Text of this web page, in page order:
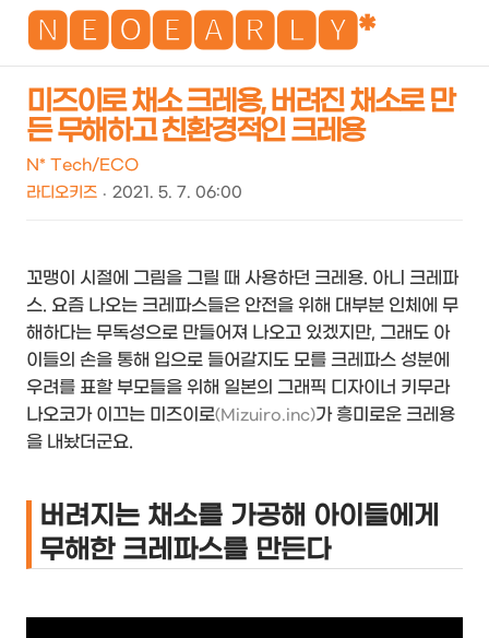
🅽🅴🅾🅴🅰🆁🅻🆈*
미즈이로 채소 크레용, 버려진 채소로 만
든 무해하고 친환경적인 크레용
N* Tech/ECO
라디오키즈
2021. 5. 7. 06:00
꼬맹이 시절에 그림을 그릴 때 사용하던 크레용. 아니 크레파
스. 요즘 나오는 크레파스들은 안전을 위해 대부분 인체에 무
해하다는 무독성으로 만들어져 나오고 있겠지만, 그래도 아
이들의 손을 통해 입으로 들어갈지도 모를 크레파스 성분에
우려를 표할 부모들을 위해 일본의 그래픽 디자이너 키무라
나오코가 이끄는 미즈이로(Mizuiro.inc)가 흥미로운 크레용
을 내놨더군요.
버려지는 채소를 가공해 아이들에게
무해한 크레파스를 만든다